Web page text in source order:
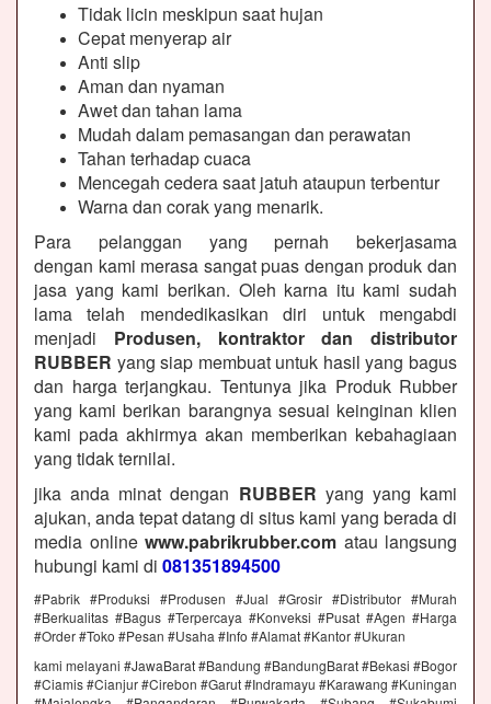
Tidak licin meskipun saat hujan
Cepat menyerap air
Anti slip
Aman dan nyaman
Awet dan tahan lama
Mudah dalam pemasangan dan perawatan
Tahan terhadap cuaca
Mencegah cedera saat jatuh ataupun terbentur
Warna dan corak yang menarik.
Para pelanggan yang pernah bekerjasama
dengan kami merasa sangat puas dengan produk dan
jasa yang kami berikan. Oleh karna itu kami sudah
lama telah mendedikasikan diri untuk mengabdi
menjadi Produsen, kontraktor dan distributor
RUBBER yang siap membuat untuk hasil yang bagus
dan harga terjangkau. Tentunya jika Produk Rubber
yang kami berikan barangnya sesuai keinginan klien
kami pada akhirmya akan memberikan kebahagiaan
yang tidak ternilai.
jika anda minat dengan RUBBER yang yang kami
ajukan, anda tepat datang di situs kami yang berada di
media online www.pabrikrubber.com atau langsung
hubungi kami di 081351894500
#Pabrik #Produksi #Produsen #Jual #Grosir #Distributor #Murah
#Berkualitas #Bagus #Terpercaya #Konveksi #Pusat #Agen #Harga
#Order #Toko #Pesan #Usaha #Info #Alamat #Kantor #Ukuran
kami melayani #JawaBarat #Bandung #BandungBarat #Bekasi #Bogor
#Ciamis #Cianjur #Cirebon #Garut #Indramayu #Karawang #Kuningan